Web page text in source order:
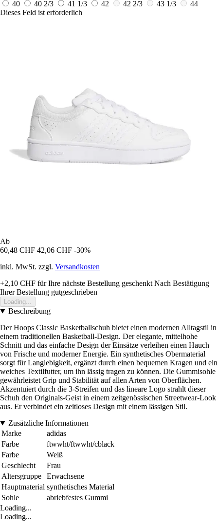
40 40 2/3 41 1/3 42 42 2/3 43 1/3
44
Dieses Feld ist erforderlich
Ab
60,48 CHF 42,06 CHF -30%
inkl. MwSt. zzgl. Versandkosten
+2,10 CHF für Ihre nächste Bestellung geschenkt Nach Bestätigung
Ihrer Bestellung gutgeschrieben
Loading...
Beschreibung
Der Hoops Classic Basketballschuh bietet einen modernen Alltagstil in
einem traditionellen Basketball-Design. Der elegante, mittelhohe
Schnitt und das einfache Design der Einsätze verleihen einen Hauch
von Frische und moderner Energie. Ein synthetisches Obermaterial
sorgt für Langlebigkeit, ergänzt durch einen bequemen Kragen und ein
weiches Textilfutter, um ihn lässig tragen zu können. Die Gummisohle
gewährleistet Grip und Stabilität auf allen Arten von Oberflächen.
Akzentuiert durch die 3-Streifen und das lineare Logo strahlt dieser
Schuh den Originals-Geist in einem zeitgenössischen Streetwear-Look
aus. Er verbindet ein zeitloses Design mit einem lässigen Stil.
Zusätzliche Informationen
Marke
adidas
Farbe
ftwwht/ftwwht/cblack
Farbe
Weiß
Geschlecht
Frau
Altersgruppe
Erwachsene
Hauptmaterial synthetisches Material
Sohle
abriebfestes Gummi
Loading...
Loading...